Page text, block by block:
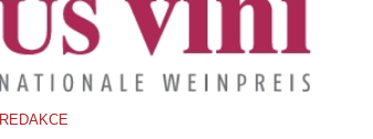
REDAKCE